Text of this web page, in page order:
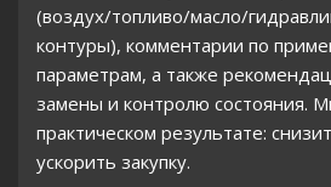
(воздух/топливо/масло/
контуры), комментарии по
параметрам, а также
замены и контролю состояния.
практическом результате:
ускорить закупку.